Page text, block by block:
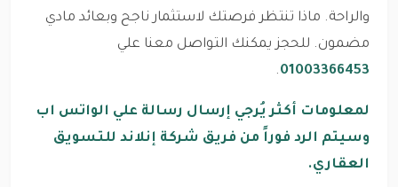
والراحة. ماذا تنتظر فرصتك لاستثمار ناجح وبعائد مادي
مضمون. للحجز يمكنك التواصل معنا علي
01003366453
.
لمعلومات أكثر يُرجي إرسال رسالة علي الواتس اب
وسيتم الرد فوراً من فريق شركة إنلاند للتسويق
العقاري.